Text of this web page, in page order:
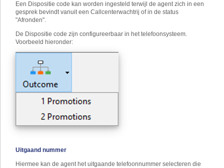
Een Dispositie code kan worden ingesteld terwijl de agent zich in een
gesprek bevindt vanuit een Callcenterwachtrij of in de status
"Afronden".
De Dispositie code zijn configureerbaar in het telefoonsysteem.
Voorbeeld hieronder:
Uitgaand nummer
Hiermee kan de agent het uitgaande telefoonnummer selecteren die